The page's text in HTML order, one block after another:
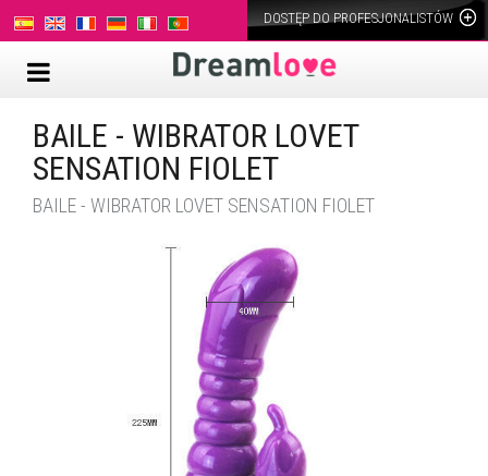
DOSTĘP DO PROFESJONALISTÓW
BAILE - WIBRATOR LOVET
SENSATION FIOLET
BAILE - WIBRATOR LOVET SENSATION FIOLET